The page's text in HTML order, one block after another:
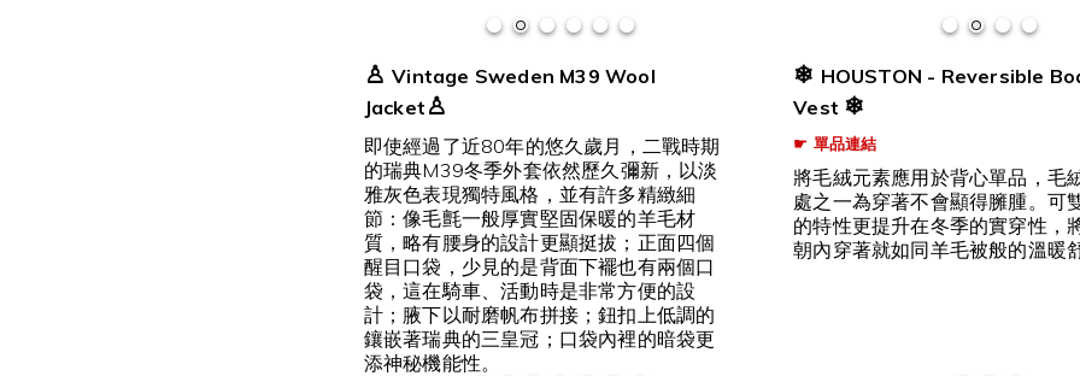
♙ Vintage Sweden M39 Wool
Jacket ♙
即使經過了近80年的悠久歲月，二戰時期
的瑞典M39冬季外套依然歷久彌新，以淡
雅灰色表現獨特風格，並有許多精緻細
節：像毛氈一般厚實堅固保暖的羊毛材
質，略有腰身的設計更顯挺拔；正面四個
醒目口袋，少見的是背面下襬也有兩個口
袋，這在騎車、活動時是非常方便的設
計；腋下以耐磨帆布拼接；鈕扣上低調的
鑲嵌著瑞典的三皇冠；口袋內裡的暗袋更
添神秘機能性。
❄ HOUSTON - Reversible
Vest ❄
☛ 單品連結
將毛絨元素應用於背心單品，毛
處之一為穿著不會顯得臃腫。可
的特性更提升在冬季的實穿性，
朝內穿著就如同羊毛被般的溫暖